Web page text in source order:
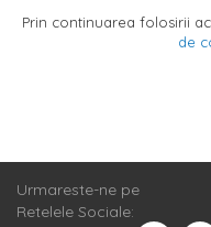
Prin continuarea folosirii
de
Urmareste-ne pe
Retelele Sociale: